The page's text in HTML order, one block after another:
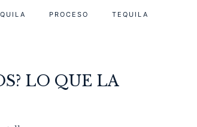
PROCESO TEQUILA
LO QUE LA